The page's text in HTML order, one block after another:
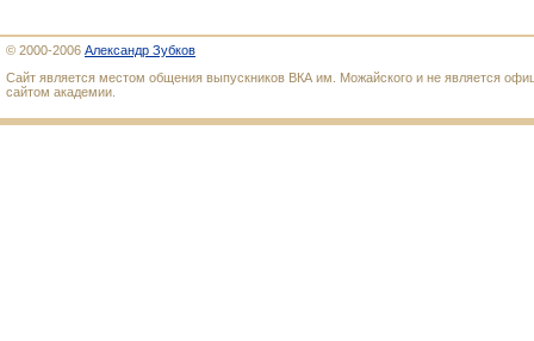
© 2000-2006 Александр Зубков
Сайт является местом общения выпускников ВКА им. Можайского и не является
сайтом академии.